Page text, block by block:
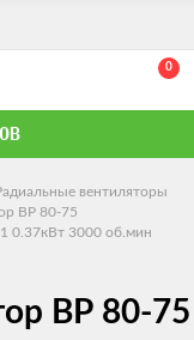
0
вентиляторы
ВР 80-75
0.37кВт 3000 об.мин
ВР 80-75